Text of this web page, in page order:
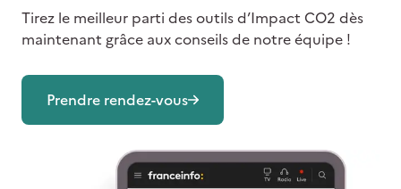
Tirez le meilleur parti des outils d’Impact CO2 dès
maintenant grâce aux conseils de notre équipe !
Prendre rendez-vous